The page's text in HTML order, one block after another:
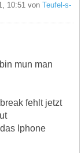
10:51 vonTeufel-s-
mun man
fehlt jetzt
Iphone